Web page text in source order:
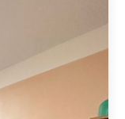
ұмтылыс
табылады.
тиімді